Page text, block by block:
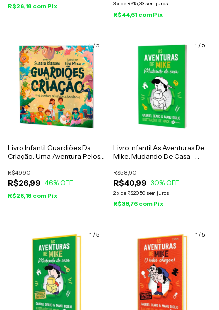
R$26,18 com Pix 3x de R$15,33 sem juros
R$44,61 com Pix
1/5
Livro Infantil Guardiões Da
Criação: Uma Aventura Pelos
Klassen
R$26,99
R$49,90
46% OFF
R$26,18 com Pix
1 /5
Livro Infantil As Aventuras De
Mike: Mudando De Casa -
R$40,99
R$58,90
30% OFF
2x de R$20,50 sem juros
R$39,76 com Pix
1 /5 1 /5